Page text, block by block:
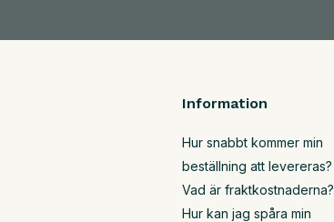
Information
Hur snabbt kommer min
beställning att levereras?
Vad är fraktkostnaderna?
Hur kan jag spåra min